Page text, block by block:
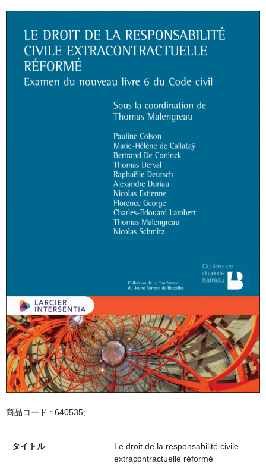
商品コード : 640535;
タイトル
Le droit de la responsabilité civile
extracontractuelle réformé